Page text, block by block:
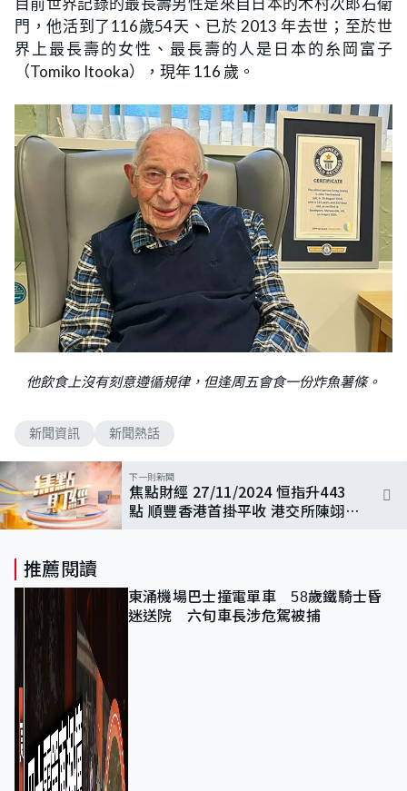
門，他活到了116歲54天、已於 2013 年去世；至於世
界上最長壽的女性、最長壽的人是日本的糸岡富子
（Tomiko Itooka），現年 116 歲。
他飲食上沒有刻意遵循規律，但逢周五會食一份炸魚薯條。
新聞資訊 新聞熱話
下一則新聞
焦點財經 27/11/2024 恒指升443
點 順豐香港首掛平收 港交所陳翊
推薦閱讀
東涌機場巴士撞電單車 58歲鐵騎士昏
迷送院 六旬車長涉危駕被捕